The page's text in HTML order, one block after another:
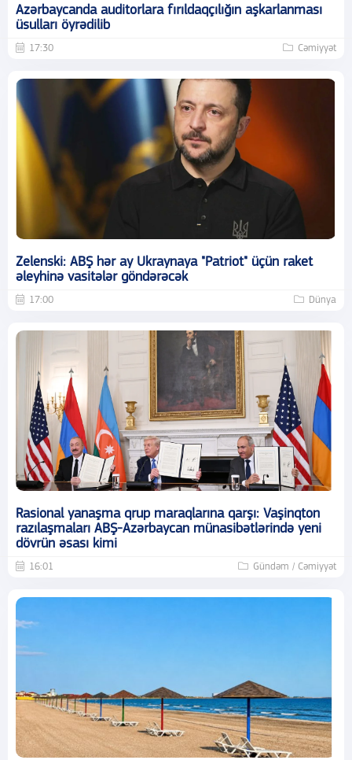
Azərbaycanda auditorlara fırıldaqçılığın aşkarlanması
üsulları öyrədilib
17:30 Cəmiyyət
Zelenski: ABŞ hər ay Ukraynaya "Patriot" üçün raket
əleyhinə vasitələr göndərəcək
17:00 Dünya
Rasional yanaşma qrup maraqlarına qarşı: Vaşinqton
razılaşmaları ABŞ-Azərbaycan münasibətlərində yeni
dövrün əsası kimi
16:01 Gündəm / Cəmiyyət